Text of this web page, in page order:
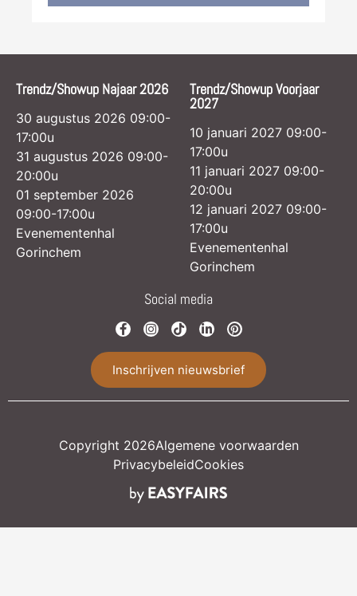
Trendz/Showup Najaar 2026
30 augustus 2026 09:00-
17:00u
31 augustus 2026 09:00-
20:00u
01 september 2026
09:00-17:00u
Evenementenhal
Gorinchem
Trendz/Showup Voorjaar
2027
10 januari 2027 09:00-
17:00u
11 januari 2027 09:00-
20:00u
12 januari 2027 09:00-
17:00u
Evenementenhal
Gorinchem
Social media
Inschrijven nieuwsbrief
Copyright 2026Algemene voorwaarden
PrivacybeleidCookies